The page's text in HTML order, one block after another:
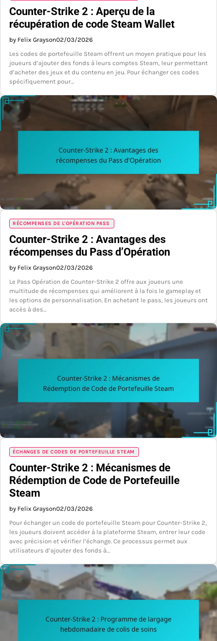
Counter-Strike 2 : Aperçu de la
récupération de code Steam Wallet
by Felix Grayson02/03/2026
Les codes de portefeuille Steam offrent un moyen pratique pour les
joueurs d’ajouter des fonds à leurs comptes Steam, leur permettant
d’acheter des jeux et du contenu en jeu. Pour échanger ces codes
spécifiquement pour…
RÉCOMPENSES DE L'OPÉRATION PASS
Counter-Strike 2 : Avantages des
récompenses du Pass d’Opération
by Felix Grayson02/03/2026
Le Pass Opération de Counter-Strike 2 offre aux joueurs une
multitude de récompenses qui améliorent à la fois le gameplay et
les options de personnalisation. En achetant le pass, les joueurs ont
accès à des…
ÉCHANGES DE CODES DE PORTEFEUILLE STEAM
Counter-Strike 2 : Mécanismes de
Rédemption de Code de Portefeuille
Steam
by Felix Grayson02/03/2026
Pour échanger un code de portefeuille Steam pour Counter-Strike 2,
les joueurs doivent accéder à la plateforme Steam, entrer leur code
avec précision et vérifier l’échange. Ce processus permet aux
utilisateurs d’ajouter des fonds à…